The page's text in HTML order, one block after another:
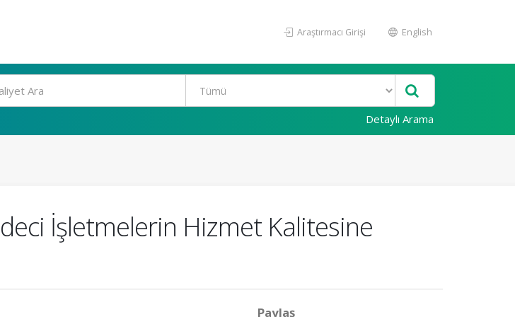
Araştırmacı Girişi English
Detaylı Arama
İşletmelerin Hizmet Kalitesine
Paylaş